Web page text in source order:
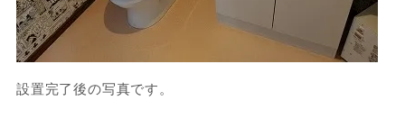
設置完了後の写真です。